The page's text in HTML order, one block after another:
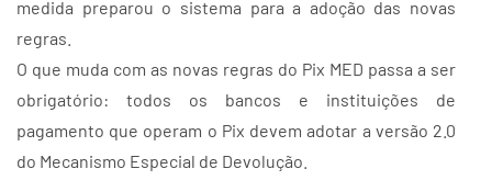
medida preparou o sistema para a adoção das novas
regras.
O que muda com as novas regras do Pix MED passa a ser
obrigatório: todos os bancos e instituições de
pagamento que operam o Pix devem adotar a versão 2.0
do Mecanismo Especial de Devolução.